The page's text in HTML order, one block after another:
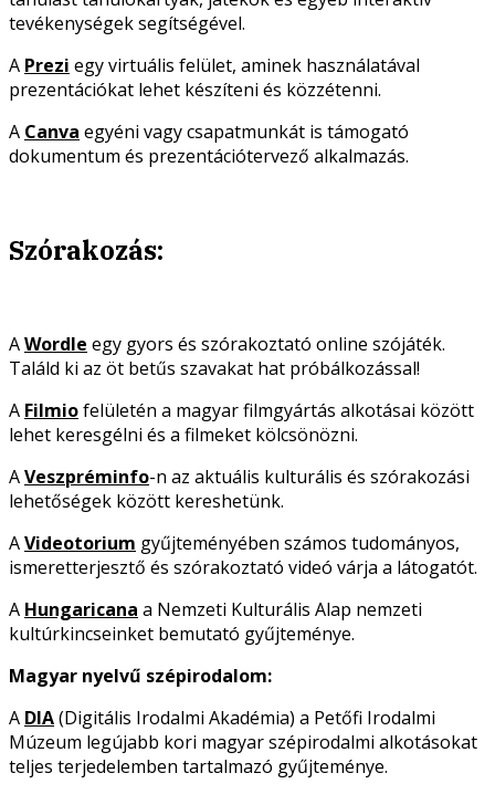
tevékenységek segítségével.
A Prezi egy virtuális felület, aminek használatával
prezentációkat lehet készíteni és közzétenni.
A Canva egyéni vagy csapatmunkát is támogató
dokumentum és prezentációtervező alkalmazás.
Szórakozás:
AWordle egy gyors és szórakoztató online szójáték.
Találd ki az öt betűs szavakat hat próbálkozással!
A Filmiofelületén a magyar filmgyártás alkotásai között
lehet keresgélni és a filmeket kölcsönözni.
AVeszpréminfo-n az aktuális kulturális és szórakozási
lehetőségek között kereshetünk.
AVideotorium gyűjteményében számos tudományos,
ismeretterjesztő és szórakoztató videó várja a látogatót.
A Hungaricana a Nemzeti Kulturális Alap nemzeti
kultúrkincseinket bemutató gyűjteménye.
Magyar nyelvű szépirodalom:
A DIA(Digitális Irodalmi Akadémia) a Petőfi Irodalmi
Múzeum legújabb kori magyar szépirodalmi alkotásokat
teljes terjedelemben tartalmazó gyűjteménye.